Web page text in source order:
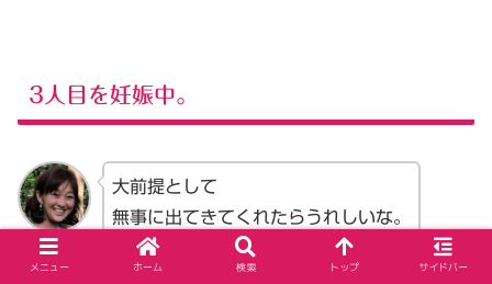
3人目を妊娠中。
奈緒子さん
大前提として
無事に出てきてくれたらうれしいな。
メニュー ホーム 検索 トップ サイドバー